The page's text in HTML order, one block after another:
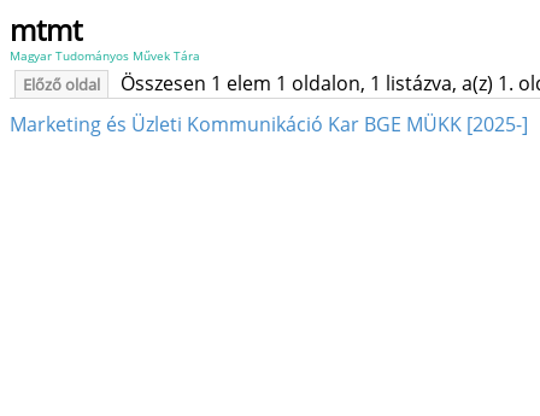
mtmt
Magyar Tudományos Művek Tára
Előző oldal
Összesen 1 elem 1 oldalon, 1 listázva, a(z) 1.
Marketing és Üzleti Kommunikáció Kar BGE MÜKK [2025-]